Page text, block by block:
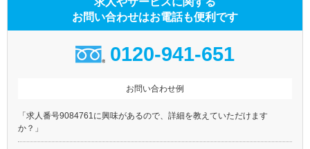
お問い合わせはお電話も便利です
0120-941-651
お問い合わせ例
「求人番号9084761に興味があるので、詳細を教えていただけます
か？」